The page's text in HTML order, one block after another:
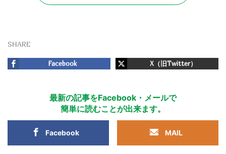
SHARE
Facebook X（旧Twitter）
最新の記事をFacebook・メールで
簡単に読むことが出来ます。
Facebook MAIL